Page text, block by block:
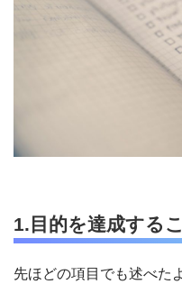
1.目的を達成する
先ほどの項目でも述べた